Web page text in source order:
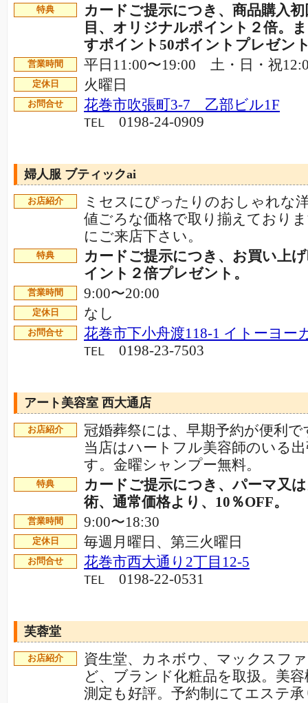
特典
カードご提示につき、商品購入
目、オリジナルポイント２倍。
すポイント50ポイントプレゼン
営業時間 平日11:00〜19:00 土・日・祝
定休日 火曜日
お問合せ 花巻市吹張町3-7 乙部ビル1F
TEL 0198-24-0909
婦人服 ブティックai
お店紹介
ミセスにぴったりのおしゃれな
値ごろな価格で取り揃えており
にご来店下さい。
特典
カードご提示につき、お買い上
イント２倍プレゼント。
営業時間 9:00〜20:00
定休日 なし
お問合せ 花巻市下小舟渡118-1 イトーヨー
TEL 0198-23-7503
アート美容室 西大通店
お店紹介
冠婚葬祭には、早期予約が便利
当店はハートフル美容師のいる
す。金曜シャンプー無料。
特典
カードご提示につき、パーマ又
術、通常価格より、10％OFF。
営業時間 9:00〜18:30
定休日 毎週月曜日、第三火曜日
お問合せ 花巻市西大通り2丁目12-5
TEL 0198-22-0531
芙蓉堂
お店紹介
資生堂、カネボウ、マックスフ
ど、ブランド化粧品を取扱。美
測定も好評。予約制にてエステ